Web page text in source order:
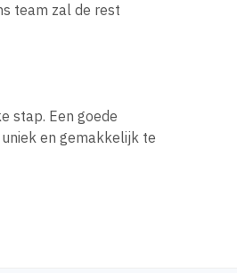
team zal de rest
stap. Een goede
en gemakkelijk te